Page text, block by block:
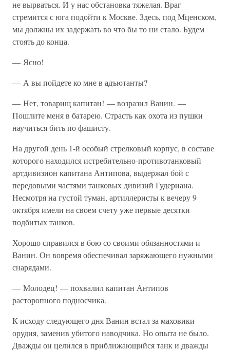
не вырваться. И у нас обстановка тяжелая. Враг
стремится с юга подойти к Москве. Здесь, под Мценском,
мы должны их задержать во что бы то ни стало. Будем
стоять до конца.
— Ясно!
— А вы пойдете ко мне в адъютанты?
— Нет, товарищ капитан! — возразил Ванин. —
Пошлите меня в батарею. Страсть как охота из пушки
научиться бить по фашисту.
На другой день 1-й особый стрелковый корпус, в составе
которого находился истребительно-противотанковый
артдивизион капитана Антипова, выдержал бой с
передовыми частями танковых дивизий Гудериана.
Несмотря на густой туман, артиллеристы к вечеру 9
октября имели на своем счету уже первые десятки
подбитых танков.
Хорошо справился в бою со своими обязанностями и
Ванин. Он вовремя обеспечивал заряжающего нужными
снарядами.
— Молодец! — похвалил капитан Антипов
расторопного подносчика.
К исходу следующего дня Ванин встал за маховики
орудия, заменив убитого наводчика. Но опыта не было.
Дважды он целился в приближающийся танк и дважды